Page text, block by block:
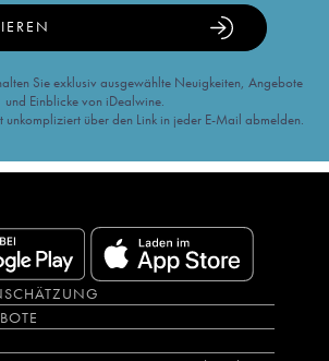
Sie exklusiv ausgewählte Neuigkeiten, Angebote
und Einblicke von iDealwine.
unkompliziert über den Link in jeder E-Mail abmelden.